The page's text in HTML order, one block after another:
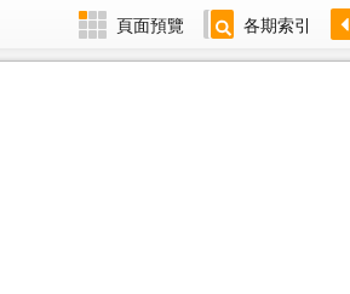
頁面預覽 各期索引